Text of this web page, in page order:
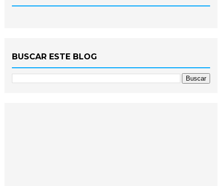
BUSCAR ESTE BLOG